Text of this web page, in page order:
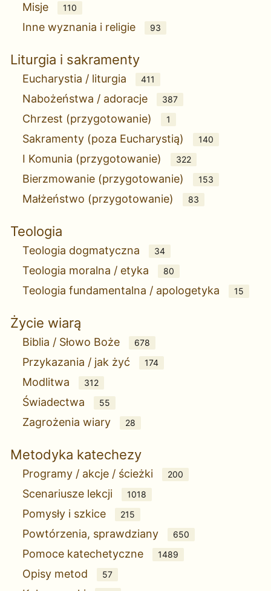
Misje 110
Inne wyznania i religie 93
Liturgia i sakramenty
Eucharystia / liturgia 411
Nabożeństwa / adoracje 387
Chrzest (przygotowanie) 1
Sakramenty (poza Eucharystią) 140
I Komunia (przygotowanie) 322
Bierzmowanie (przygotowanie) 153
Małżeństwo (przygotowanie) 83
Teologia
Teologia dogmatyczna 34
Teologia moralna / etyka 80
Teologia fundamentalna / apologetyka 15
Życie wiarą
Biblia / Słowo Boże 678
Przykazania / jak żyć 174
Modlitwa 312
Świadectwa 55
Zagrożenia wiary 28
Metodyka katechezy
Programy / akcje / ścieżki 200
Scenariusze lekcji 1018
Pomysły i szkice 215
Powtórzenia, sprawdziany 650
Pomoce katechetyczne 1489
Opisy metod 57